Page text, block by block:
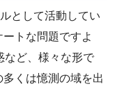
として活動してい
トな問題ですよ
など、様々な形で
くは憶測の域を出